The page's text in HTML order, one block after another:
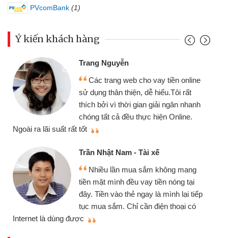
PVcomBank (1)
Ý kiến khách hàng
Trang Nguyễn
Các trang web cho vay tiền online
sử dụng thân thiện, dễ hiểu.Tôi rất
thích bởi vì thời gian giải ngân nhanh
chóng tất cả đều thực hiện Online.
Ngoài ra lãi suất rất tốt
Trần Nhật Nam - Tài xế
Nhiều lần mua sắm không mang
tiền mặt mình đều vay tiền nóng tại
đây. Tiền vào thẻ ngay là mình lại tiếp
tục mua sắm. Chỉ cần điện thoại có
Internet là dùng được